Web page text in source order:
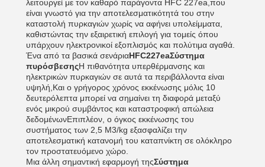
λειτουργεί με τον καθαρό παράγοντα HFC 227ea,που
είναι γνωστό για την αποτελεσματικότητά του στην
καταστολή πυρκαγιών χωρίς να αφήνει υπολείμματα,
καθιστώντας την εξαιρετική επιλογή για τομείς όπου
υπάρχουν ηλεκτρονικοί εξοπλισμός και πολύτιμα αγαθά.
Ένα από τα βασικά σενάριαHFC227eaΣύστημα
πυρόσβεσηςΗ πιθανότητα υπερθέρμανσης και
ηλεκτρικών πυρκαγιών σε αυτά τα περιβάλλοντα είναι
υψηλή,Και ο γρήγορος χρόνος εκκένωσης μόλις 10
δευτερόλεπτα μπορεί να σημαίνει τη διαφορά μεταξύ
ενός μικρού συμβάντος και καταστροφική απώλεια
δεδομένωνΕπιπλέον, ο όγκος εκκένωσης του
συστήματος των 2,5 M3/kg εξασφαλίζει την
αποτελεσματική κατανομή του καταπνίκτη σε ολόκληρο
τον προστατευόμενο χώρο.
Μια άλλη σημαντική εφαρμογή τηςΣύστημα